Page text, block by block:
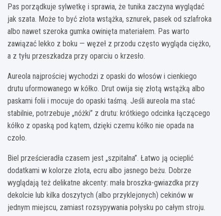
Pas porządkuje sylwetkę i sprawia, że tunika zaczyna wyglądać
jak szata. Może to być złota wstążka, sznurek, pasek od szlafroka
albo nawet szeroka gumka owinięta materiałem. Pas warto
zawiązać lekko z boku — węzeł z przodu często wygląda ciężko,
a z tyłu przeszkadza przy oparciu o krzesło.
Aureola najprościej wychodzi z opaski do włosów i cienkiego
drutu uformowanego w kółko. Drut owija się złotą wstążką albo
paskami folii i mocuje do opaski taśmą. Jeśli aureola ma stać
stabilnie, potrzebuje „nóżki” z drutu: krótkiego odcinka łączącego
kółko z opaską pod kątem, dzięki czemu kółko nie opada na
czoło.
Biel prześcieradła czasem jest „szpitalna”. Łatwo ją ocieplić
dodatkami w kolorze złota, ecru albo jasnego beżu. Dobrze
wyglądają też delikatne akcenty: mała broszka-gwiazdka przy
dekolcie lub kilka doszytych (albo przyklejonych) cekinów w
jednym miejscu, zamiast rozsypywania połysku po całym stroju.